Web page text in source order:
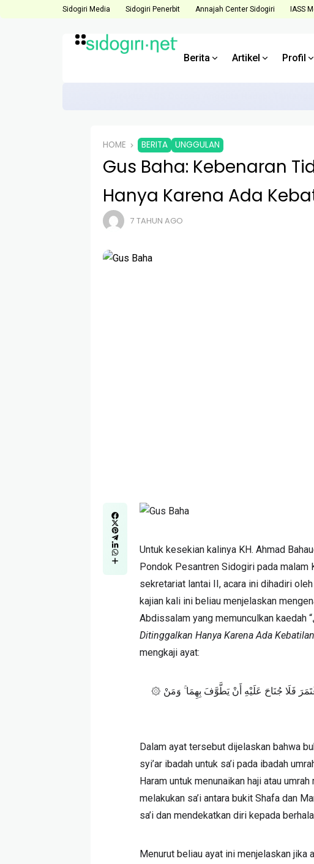
Sidogiri Media Sidogiri Penerbit Annajah Center Sidogiri IASS
Berita Artikel Profil
HOME BERITA UNGGULAN
Gus Baha: Kebenaran
Hanya Karena Ada
7 TAHUN AGO
Untuk kesekian kalinya KH. Ahmad
Pondok Pesantren Sidogiri pada
sekretariat lantai II, acara ini dihadiri
kajian kali ini beliau menjelaskan
Ditinggalkan Hanya Karena Ada Kebatilan
mengkaji ayat:
۞ إِنَّ الصَّفَا وَالْمَرْوَةَ مِنْ شَعَائِرِ اللَّهِ ۖ فَمَنْ حَجَّ الْبَيْتَ أَوِ اعْتَمَرَ فَلَا جُنَاحَ عَلَيْهِ أَنْ يَطَّوَّفَ بِهِمَا ۚ وَمَنْ
Dalam ayat tersebut dijelaskan bahwa
syi’ar ibadah untuk sa’i pada ibadah
Haram untuk menunaikan haji atau
melakukan sa’i antara bukit Shafa dan
sa’i dan mendekatkan diri kepada
Menurut beliau ayat ini menjelaskan jika